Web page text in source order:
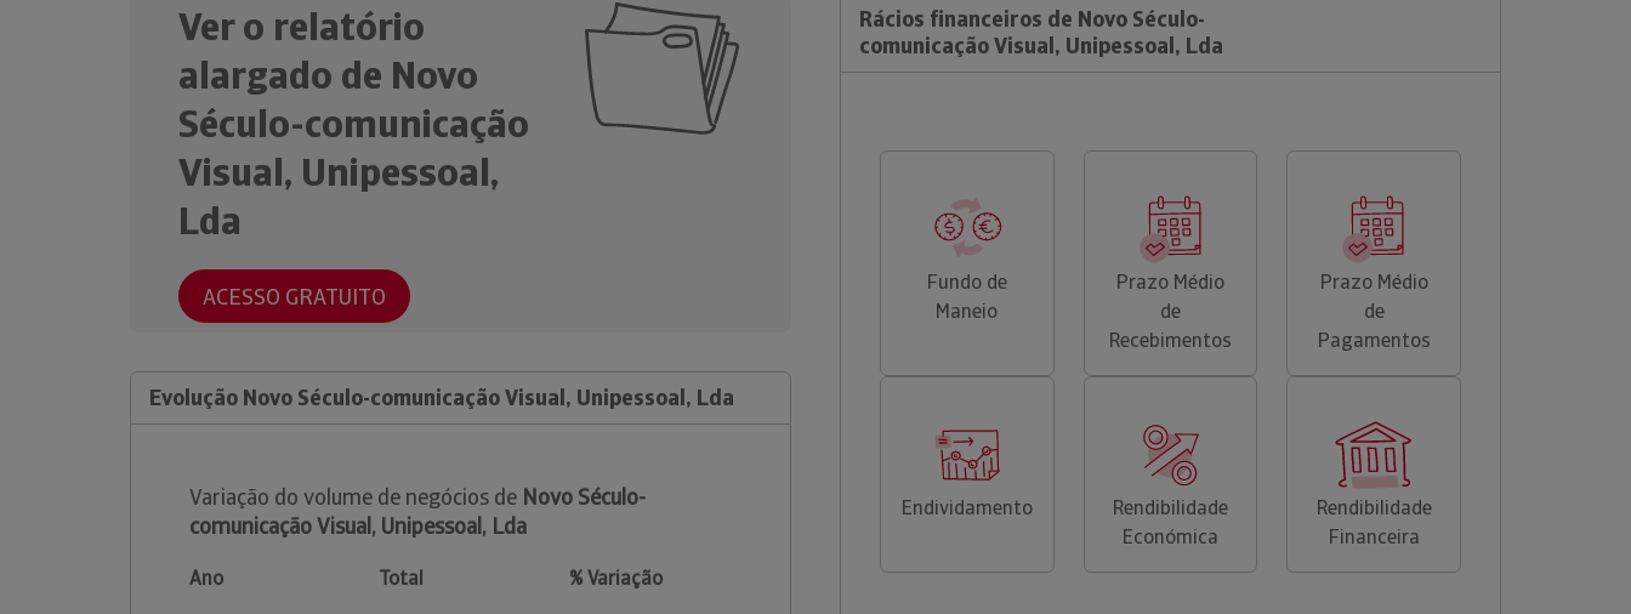
Ver o relatório
alargado de Novo
Século-comunicação
Visual, Unipessoal,
Lda
ACESSO GRATUITO
Evolução Novo Século-comunicação Visual, Unipessoal, Lda
Variação do volume de negócios de Novo Século-
comunicação Visual, Unipessoal, Lda
Ano Total
% Variação
Rácios financeiros de Novo Século-
comunicação Visual, Unipessoal, Lda
Fundo de
Maneio
Prazo Médio
de
Recebimentos
Prazo Médio
de
Pagamentos
Endividamento
Rendibilidade
Económica
Rendibilidade
Financeira